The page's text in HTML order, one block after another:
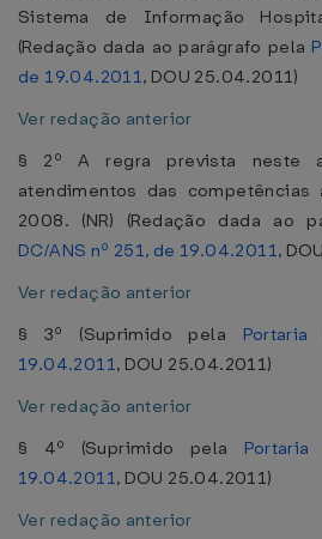
Sistema de Informação
(Redação dada ao parágrafo pela
de 19.04.2011, DOU 25.04.2011)
Ver redação anterior
§ 2º A regra prevista neste
atendimentos das
2008. (NR) (Redação dada ao
DC/ANS nº 251, de 19.04.2011,
Ver redação anterior
§ 3º (Suprimido pela
19.04.2011, DOU 25.04.2011)
Ver redação anterior
§ 4º (Suprimido pela
19.04.2011, DOU 25.04.2011)
Ver redação anterior